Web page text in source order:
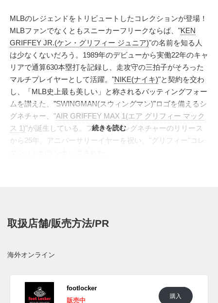
MLBのレジェンドをトリビュートしたコレクションが登場！
MLBファンでなくともスニーカーフリークならば、"KEN
GRIFFEY JR.(ケン・グリフィー ジュニア)"の名前を知る人
は少なくないだろう。1989年のデビューから実働22年のキャ
リアで通算630本塁打を記録し、走攻守の三拍子がそろった
マルチプレイヤーとして活躍。"NIKE(ナイキ)"と契約を交わ
し、「MLB史上最も美しい」と称されるバッティングフォー
ムを讃えた、"SWINGMAN(スウィングマン)"ロゴを備えるシ
グネチャー、"AIR GRIFFEY MAX 1(エア グリフィー マック
ス 1)"が誕生している。ファーストシグネチャーのリリース
から25年、アニバーサリーイヤーを祝い、"グリフィー"コレ
番号24が刻まれる。
■AIR FORCE 1(エアフォース 1)
24を配置。史上初めて親子で同時に先発出場を果たした伝説
を祝う、"JR"と、"SR"のロゴを左右にデザインした。
続きを読む
取扱店舗/販売方法/PR
海外オンライン
footlocker
販売中
購入